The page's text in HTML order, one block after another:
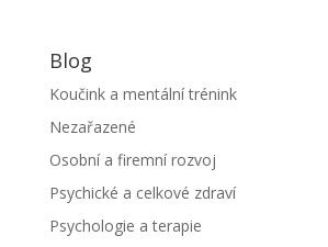
Blog
Koučink a mentální trénink
Nezařazené
Osobní a firemní rozvoj
Psychické a celkové zdraví
Psychologie a terapie